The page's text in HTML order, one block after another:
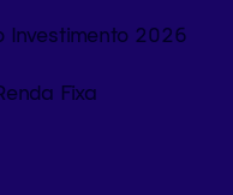
Investimento 2026
Fixa